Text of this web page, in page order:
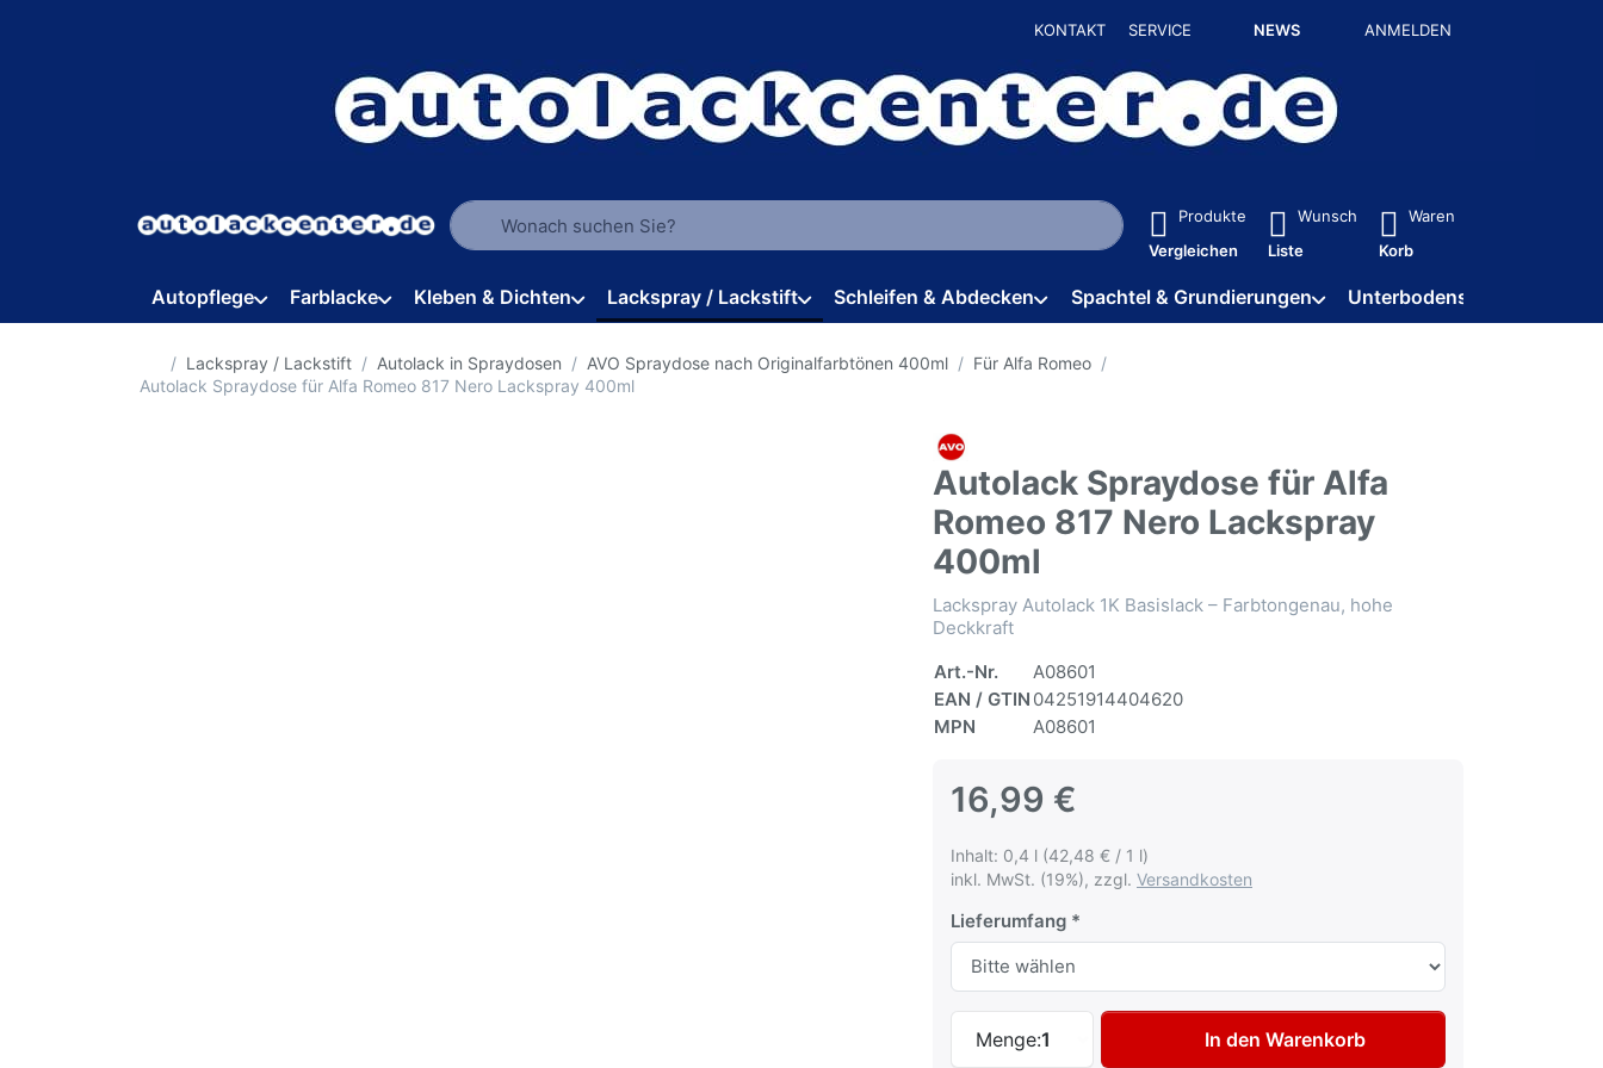
KONTAKT SERVICE NEWS ANMELDEN
Geben Sie einen Suchbegriff ein. Während Sie tippen, erscheinen automatisch erste Ergebnisse. Drücken Sie die Eingabetaste, um alle
Produkte
Vergleichen
Wunsch
Liste
Waren
Korb
Autopflege Farblacke Kleben & Dichten Lackspray / Lackstift Schleifen & Abdecken Spachtel & Grundierungen Unterbodenschutz / HV
Startseite
Lackspray / Lackstift Autolack in Spraydosen AVO Spraydose nach Originalfarbtönen 400ml
Für Alfa Romeo
Autolack Spraydose für Alfa Romeo 817 Nero Lackspray 400ml
Autolack Spraydose für Alfa
Romeo 817 Nero Lackspray
400ml
Lackspray Autolack 1K Basislack – Farbtongenau, hohe
Deckkraft
Art.-Nr.
A08601
EAN / GTIN 04251914404620
MPN
A08601
16,99 €
Inhalt: 0,4 l (42,48 € / 1 l)
inkl. MwSt. (19%), zzgl. Versandkosten
Lieferumfang
Menge:1
Autolack Spraydose für Alfa Romeo 817 Nero Lackspray
In den Warenkorb